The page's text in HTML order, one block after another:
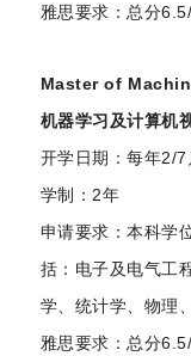
雅思要求：总分
Master of
机器学习及计算机
开学日期：每年2/
学制：2年
申请要求：本科学
括：电子及电气工
学、统计学、物理
雅思要求：总分